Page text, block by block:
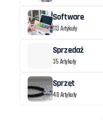
Software
113 Artykuły
Sprzedaż
35 Artykuły
Sprzęt
48 Artykuły